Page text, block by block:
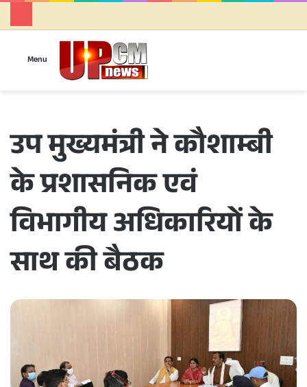
Menu
उप मुख्यमंत्री ने कौशाम्बी
के प्रशासनिक एवं
विभागीय अधिकारियों के
साथ की बैठक